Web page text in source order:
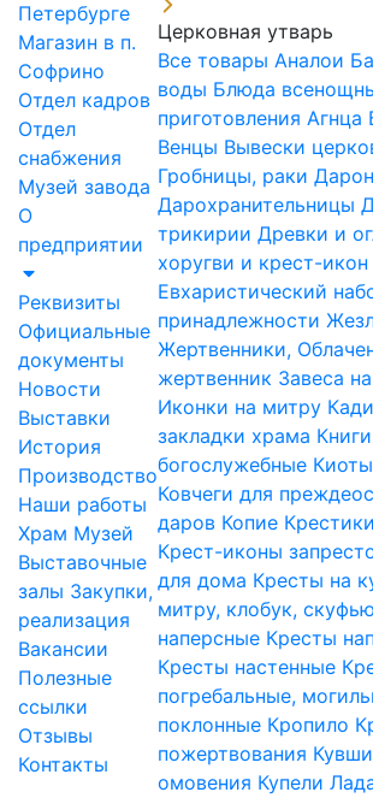
Петербурге
Магазин в п.
Софрино
Отдел кадров
Отдел
снабжения
Музей завода
О
предприятии
Реквизиты
Официальные
документы
Новости
Выставки
История
Производство
Наши работы
Храм Музей
Выставочные
залы Закупки,
реализация
Вакансии
Полезные
ссылки
Отзывы
Контакты
Церковная утварь
Все товары Аналои
воды Блюда
приготовления Агнца
Венцы Вывески
Гробницы, раки
Дарохранительницы
трикирии Древки и
хоругви и крест-икон
Евхаристический
принадлежности
Жертвенники,
жертвенник Завеса
Иконки на митру
закладки храма Книги
богослужебные
Ковчеги для
даров Копие
Крест-иконы
для дома Кресты на
митру, клобук, скуфью
наперсные Кресты
Кресты настенные
погребальные,
поклонные Кропило
пожертвования
омовения Купели